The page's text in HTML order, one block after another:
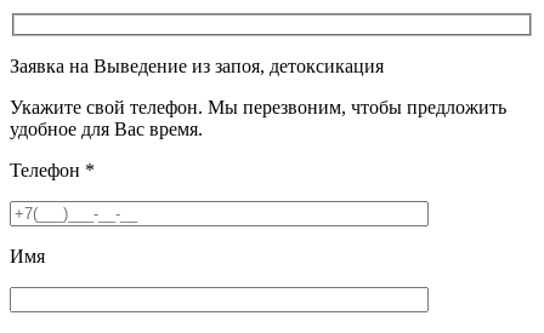
Заявка на Выведение из запоя, детоксикация
Укажите свой телефон. Мы перезвоним, чтобы предложить
удобное для Вас время.
Телефон *
Имя